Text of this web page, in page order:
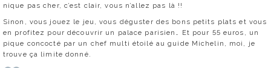
nique pas cher, c’est clair, vous n’allez pas là !!
Sinon, vous jouez le jeu, vous déguster des bons petits plats et vous
en profitez pour découvrir un palace parisien… Et pour 55 euros, un
pique concocté par un chef multi étoilé au guide Michelin, moi, je
trouve ça limite donné.